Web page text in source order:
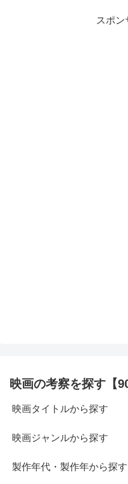
スポン
映画の考察を探す【
映画タイトルから探す
映画ジャンルから探す
製作年代・製作年から探す